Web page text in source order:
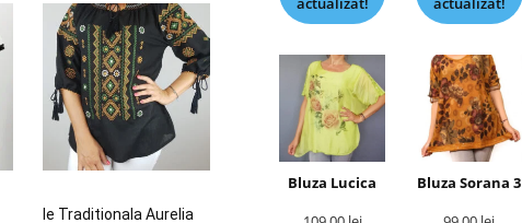
Ie Traditionala Aurelia
Bluza Lucica
Bluza Sorana 3